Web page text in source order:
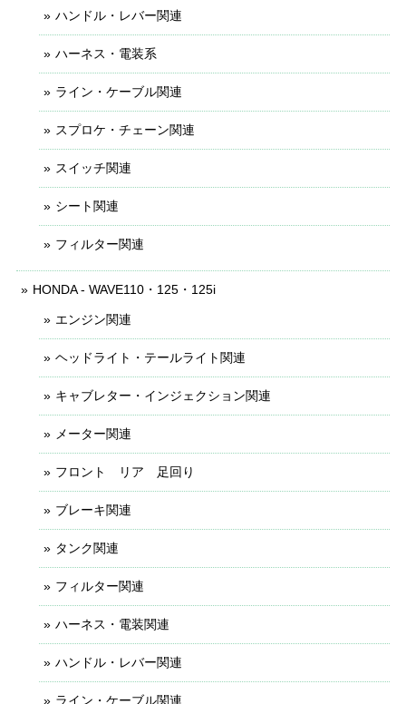
ハンドル・レバー関連
ハーネス・電装系
ライン・ケーブル関連
スプロケ・チェーン関連
スイッチ関連
シート関連
フィルター関連
HONDA - WAVE110・125・125i
エンジン関連
ヘッドライト・テールライト関連
キャブレター・インジェクション関連
メーター関連
フロント リア 足回り
ブレーキ関連
タンク関連
フィルター関連
ハーネス・電装関連
ハンドル・レバー関連
ライン・ケーブル関連